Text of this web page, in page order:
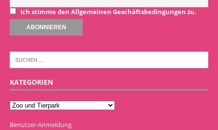
Ich stimme den Allgemeinen Geschäftsbedingungen zu.
KATEGORIEN
Benutzer-Anmeldung